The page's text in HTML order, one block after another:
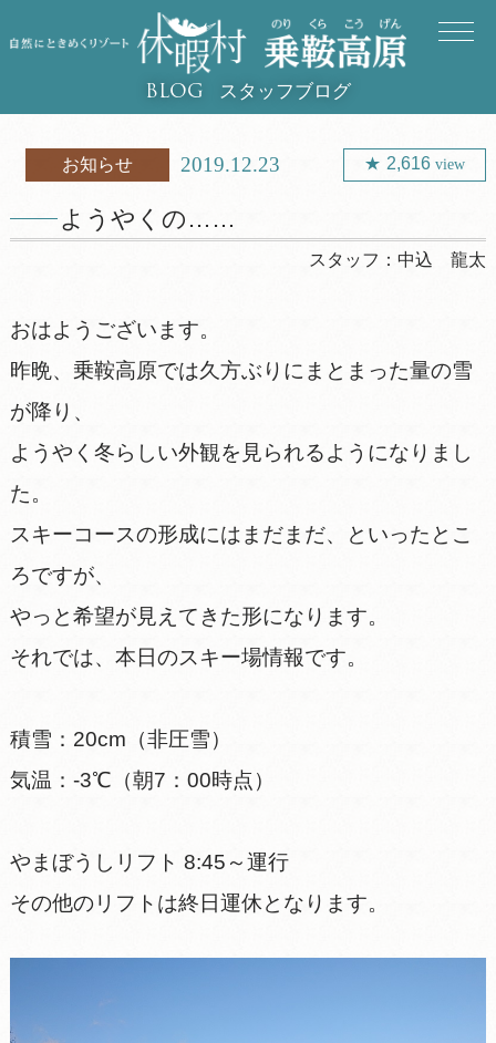
BLOG スタッフブログ
お知らせ 2019.12.23 2,616view
ようやくの……
スタッフ：中込 龍太
おはようございます。
昨晩、乗鞍高原では久方ぶりにまとまった量の雪
が降り、
ようやく冬らしい外観を見られるようになりまし
た。
スキーコースの形成にはまだまだ、といったとこ
ろですが、
やっと希望が見えてきた形になります。
それでは、本日のスキー場情報です。
積雪：20cm（非圧雪）
気温：-3℃（朝7：00時点）
やまぼうしリフト 8:45～運行
その他のリフトは終日運休となります。